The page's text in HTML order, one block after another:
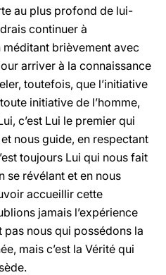
au plus profond de lui-
continuer à
brièvement avec
arriver à la connaissance
toutefois, que l’initiative
initiative de l’homme,
c’est Lui le premier qui
nous guide, en respectant
toujours Lui qui nous fait
se révélant et en nous
accueillir cette
jamais l’expérience
pas nous qui possédons la
mais c’est la Vérité qui